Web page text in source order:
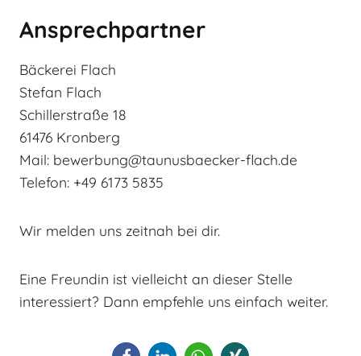
Ansprechpartner
Bäckerei Flach
Stefan Flach
Schillerstraße 18
61476 Kronberg
Mail: bewerbung@taunusbaecker-flach.de
Telefon: +49 6173 5835
Wir melden uns zeitnah bei dir.
Eine Freundin ist vielleicht an dieser Stelle
interessiert? Dann empfehle uns einfach weiter.